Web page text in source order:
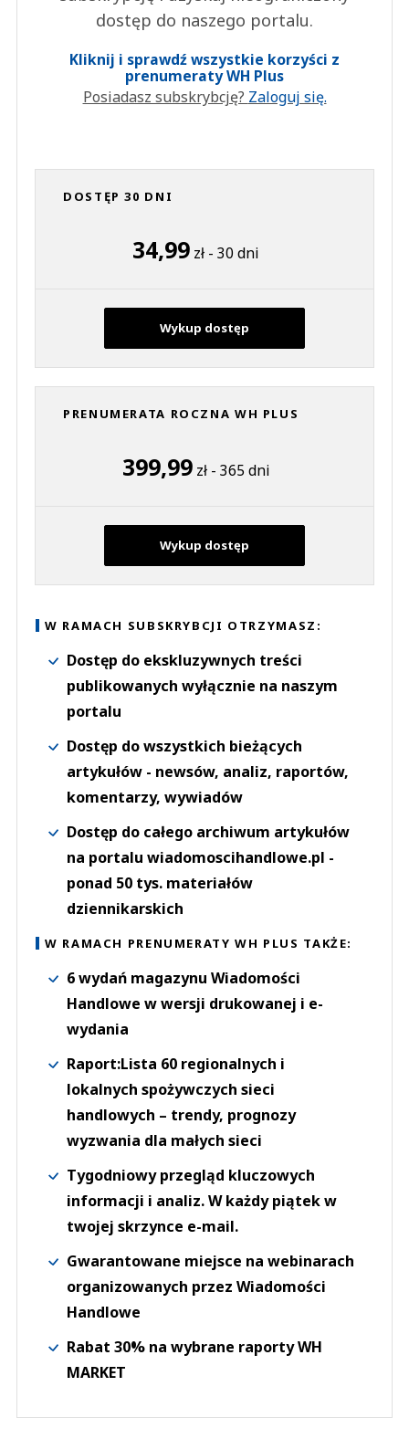
dostęp do naszego portalu.
Kliknij i sprawdź wszystkie korzyści z
prenumeraty WH Plus
Posiadasz subskrybcję? Zaloguj się.
DOSTĘP 30 DNI
34,99 zł - 30 dni
Wykup dostęp
PRENUMERATA ROCZNA WH PLUS
399,99zł - 365 dni
Wykup dostęp
W RAMACH SUBSKRYBCJI OTRZYMASZ:
Dostęp do ekskluzywnych treści
publikowanych wyłącznie na naszym
portalu
Dostęp do wszystkich bieżących
artykułów - newsów, analiz, raportów,
komentarzy, wywiadów
Dostęp do całego archiwum artykułów
na portalu wiadomoscihandlowe.pl -
ponad 50 tys. materiałów
dziennikarskich
W RAMACH PRENUMERATY WH PLUS TAKŻE:
6 wydań magazynu Wiadomości
Handlowe w wersji drukowanej i e-
wydania
Raport:Lista 60 regionalnych i
lokalnych spożywczych sieci
handlowych – trendy, prognozy
wyzwania dla małych sieci
Tygodniowy przegląd kluczowych
informacji i analiz. W każdy piątek w
twojej skrzynce e-mail.
Gwarantowane miejsce na webinarach
organizowanych przez Wiadomości
Handlowe
Rabat 30% na wybrane raporty WH
MARKET